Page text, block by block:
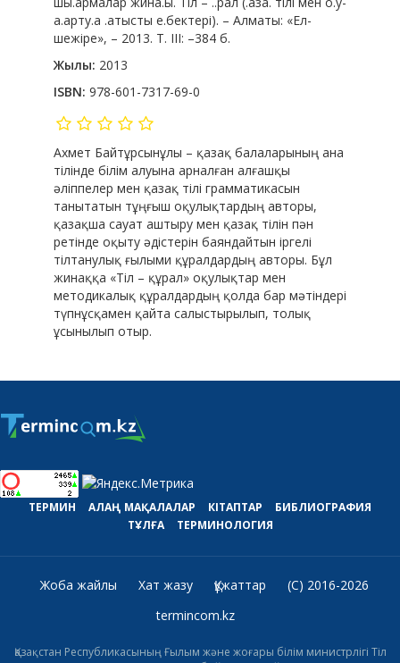
а.арту.а .атысты е.бектері). – Алматы: «Ел-
шежіре», – 2013. Т. ІІІ: –384 б.
Жылы: 2013
ISBN: 978-601-7317-69-0
Ахмет Байтұрсынұлы – қазақ балаларының ана
тілінде білім алуына арналған алғашқы
әліппелер мен қазақ тілі грамматикасын
танытатын тұңғыш оқулықтардың авторы,
қазақша сауат аштыру мен қазақ тілін пән
ретінде оқыту әдістерін баяндайтын іргелі
тілтанулық ғылыми құралдардың авторы. Бұл
жинаққа «Тіл – құрал» оқулықтар мен
методикалық құралдардың қолда бар мәтіндері
түпнұсқамен қайта салыстырылып, толық
ұсынылып отыр.
ТЕРМИН АЛАҢ МАҚАЛАЛАР КІТАПТАР
БИБЛИОГРАФИЯ
ТҰЛҒА
ТЕРМИНОЛОГИЯ
Жоба жайлы Хат жазу Құжаттар
(C) 2016-2026
termincom.kz
Қазақстан Республикасының Ғылым және жоғары білім министрлігі Тіл